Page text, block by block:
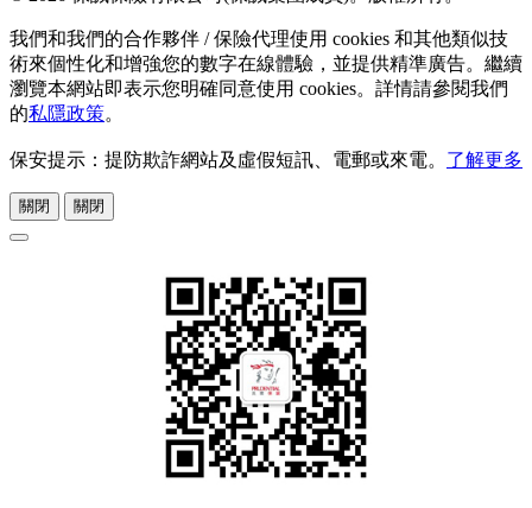
我們和我們的合作夥伴 / 保險代理使用 cookies 和其他類似技
術來個性化和增強您的數字在線體驗，並提供精準廣告。繼續
瀏覽本網站即表示您明確同意使用 cookies。詳情請參閱我們
的私隱政策。
保安提示：提防欺詐網站及虛假短訊、電郵或來電。 了解更多
關閉 關閉